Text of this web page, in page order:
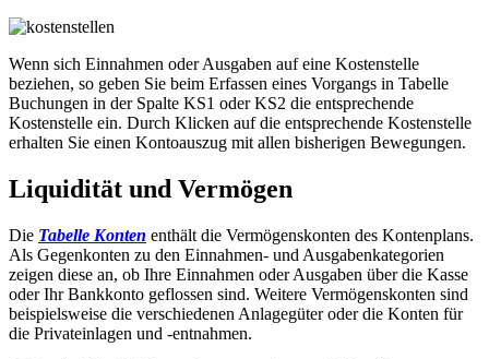
Wenn sich Einnahmen oder Ausgaben auf eine Kostenstelle
beziehen, so geben Sie beim Erfassen eines Vorgangs in Tabelle
Buchungen in der Spalte KS1 oder KS2 die entsprechende
Kostenstelle ein. Durch Klicken auf die entsprechende Kostenstelle
erhalten Sie einen Kontoauszug mit allen bisherigen Bewegungen.
Liquidität und Vermögen
Die Tabelle Konten enthält die Vermögenskonten des Kontenplans.
Als Gegenkonten zu den Einnahmen- und Ausgabenkategorien
zeigen diese an, ob Ihre Einnahmen oder Ausgaben über die Kasse
oder Ihr Bankkonto geflossen sind. Weitere Vermögenskonten sind
beispielsweise die verschiedenen Anlagegüter oder die Konten für
die Privateinlagen und -entnahmen.